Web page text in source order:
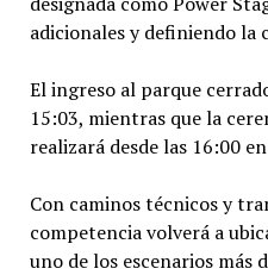
adicionales y definiendo la
El ingreso al parque
15:03, mientras que la
realizará desde las 16:00
Con caminos técnicos y
competencia volverá a
uno de los escenarios más